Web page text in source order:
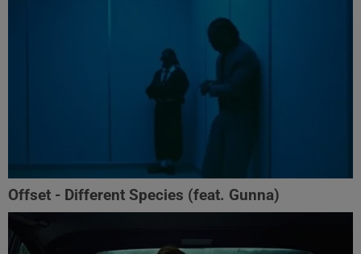
Offset - Different Species (feat. Gunna)